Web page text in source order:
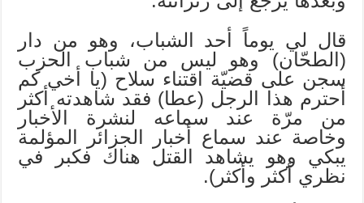
قال لي يوماً أحد الشباب، وهو من دار
(الطحّان) وهو ليس من شباب الحزب
سجن على قضيّة اقتناء سلاح (يا أخي كم
أحترم هذا الرجل (عطا) فقد شاهدته أكثر
من مرّة عند سماعه لنشرة الأخبار
وخاصة عند سماع أخبار الجزائر المؤلمة
يبكي وهو يشاهد القتل هناك فكبر في
نظري أكثر وأكثر).